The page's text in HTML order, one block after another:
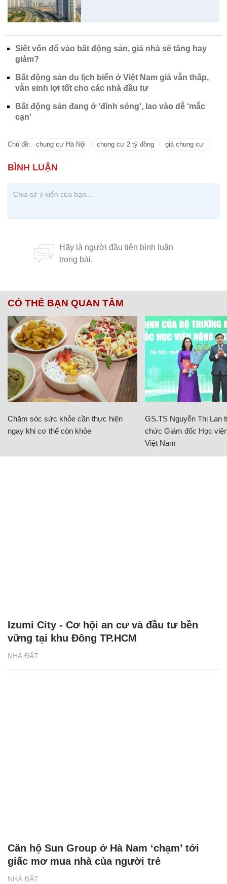
Siết vốn đổ vào bất động sản, giá nhà sẽ tăng hay
giảm?
Bất động sản du lịch biển ở Việt Nam giá vẫn thấp,
vẫn sinh lợi tốt cho các nhà đầu tư
Bất động sản đang ở 'đỉnh sóng', lao vào dễ ‘mắc
cạn’
Chủ đề: chung cư Hà Nội chung cư 2 tỷ đồng giá chung cư
CÓ THỂ BẠN QUAN TÂM
Chăm sóc sức khỏe cần thực hiện
ngay khi cơ thể còn khỏe
GS.TS Nguyễn Thị Lan
chức Giám đốc Học
Việt Nam
NHÀ ĐẤT
Izumi City - Cơ hội an cư và đầu tư bền
vững tại khu Đông TP.HCM
NHÀ ĐẤT
Căn hộ Sun Group ở Hà Nam ‘chạm’ tới
giấc mơ mua nhà của người trẻ